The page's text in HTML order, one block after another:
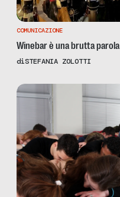
COMUNICAZIONE
Winebar è una brutta parola
diSTEFANIA ZOLOTTI